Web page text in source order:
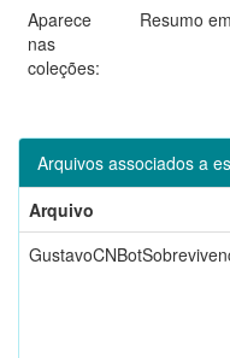
Aparece
nas
coleções:
Resumo
Arquivos associados a
Arquivo